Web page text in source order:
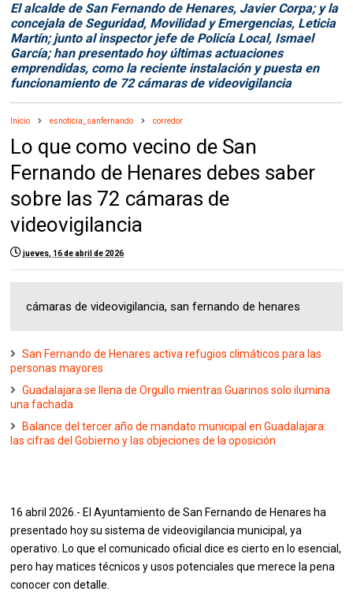
El alcalde de San Fernando de Henares, Javier Corpa; y la
concejala de Seguridad, Movilidad y Emergencias, Leticia
Martín; junto al inspector jefe de Policía Local, Ismael
García; han presentado hoy últimas actuaciones
emprendidas, como la reciente instalación y puesta en
funcionamiento de 72 cámaras de videovigilancia
Inicio esnoticia_sanfernando corredor
Lo que como vecino de San
Fernando de Henares debes saber
sobre las 72 cámaras de
videovigilancia
jueves, 16 de abril de 2026
cámaras de videovigilancia, san fernando de henares
San Fernando de Henares activa refugios climáticos para las
personas mayores
Guadalajara se llena de Orgullo mientras Guarinos solo ilumina
una fachada
Balance del tercer año de mandato municipal en Guadalajara:
las cifras del Gobierno y las objeciones de la oposición
16 abril 2026.- El Ayuntamiento de San Fernando de Henares ha
presentado hoy su sistema de videovigilancia municipal, ya
operativo. Lo que el comunicado oficial dice es cierto en lo esencial,
pero hay matices técnicos y usos potenciales que merece la pena
conocer con detalle.